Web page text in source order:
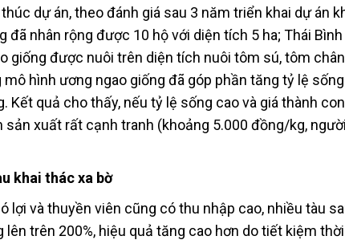
dự án, theo đánh giá sau 3 năm triển khai dự án
đã nhân rộng được 10 hộ với diện tích 5 ha; Thái Bình
giống được nuôi trên diện tích nuôi tôm sú, tôm
hình ương ngao giống đã góp phần tăng tỷ lệ
Kết quả cho thấy, nếu tỷ lệ sống cao và giá thành
xuất rất cạnh tranh (khoảng 5.000 đồng/kg,
khai thác xa bờ
lợi và thuyền viên cũng có thu nhập cao, nhiều tàu
lên trên 200%, hiệu quả tăng cao hơn do tiết kiệm